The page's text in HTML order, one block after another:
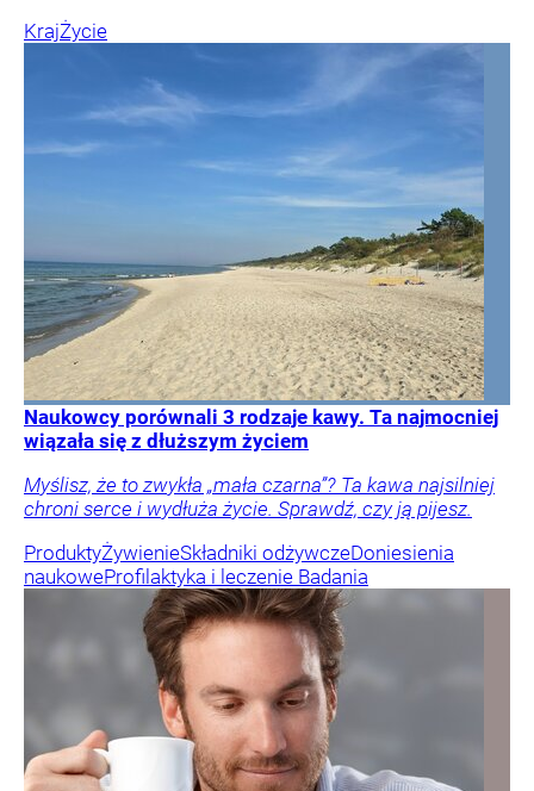
KrajŻycie
Naukowcy porównali 3 rodzaje kawy. Ta najmocniej
wiązała się z dłuższym życiem
Myślisz, że to zwykła „mała czarna”? Ta kawa najsilniej
chroni serce i wydłuża życie. Sprawdź, czy ją pijesz.
ProduktyŻywienieSkładniki odżywczeDoniesienia
naukoweProfilaktyka i leczenie Badania